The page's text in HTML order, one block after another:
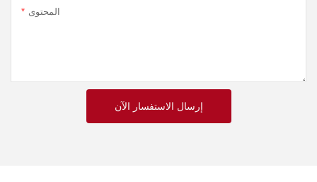
المحتوى
إرسال الاستفسار الآن